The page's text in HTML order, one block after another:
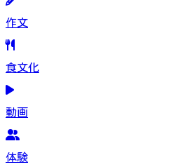
作文
食文化
動画
体験